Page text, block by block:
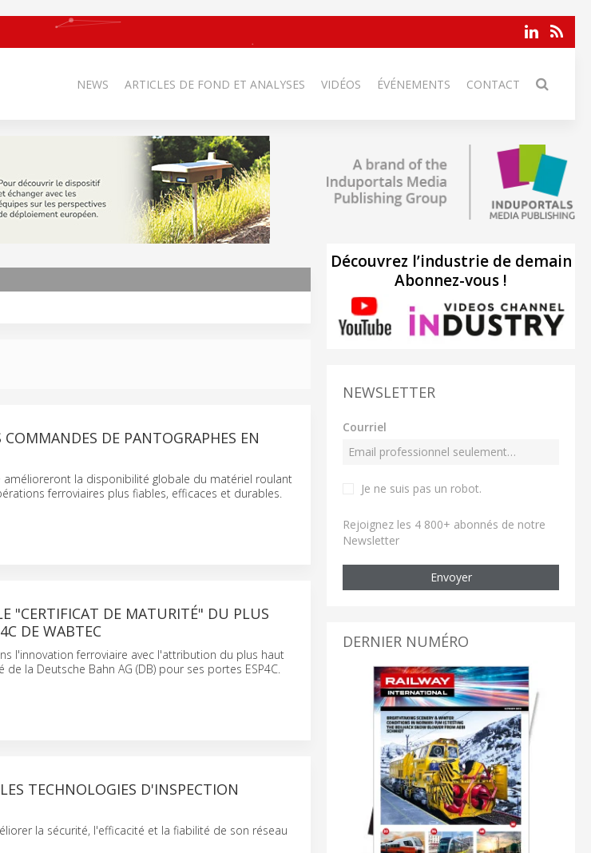
NEWS ARTICLES DE FOND ET ANALYSES VIDÉOS ÉVÉNEMENTS CONTACT
DE PANTOGRAPHES EN
la disponibilité globale du matériel roulant
ferroviaires plus fiables, efficaces et durables.
"CERTIFICAT DE MATURITÉ" DU PLUS
DE WABTEC
l'innovation ferroviaire avec l'attribution du plus haut
la Deutsche Bahn AG (DB) pour ses portes ESP4C.
TECHNOLOGIES D'INSPECTION
la sécurité, l'efficacité et la fiabilité de son réseau
Découvrez l’industrie de demain
Abonnez-vous !
NEWSLETTER
Courriel
Je ne suis pas un robot.
Rejoignez les 4 800+ abonnés de notre
Newsletter
Envoyer
DERNIER NUMÉRO